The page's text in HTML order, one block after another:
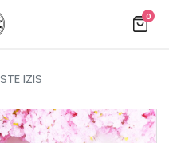
0
IZIS